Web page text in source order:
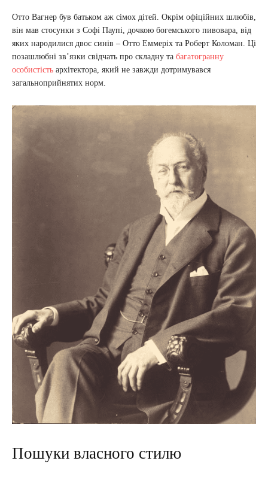
Отто Вагнер був батьком аж сімох дітей. Окрім офіційних шлюбів,
він мав стосунки з Софі Паупі, дочкою богемського пивовара, від
яких народилися двоє синів – Отто Еммеріх та Роберт Коломан. Ці
позашлюбні зв’язки свідчать про складну та багатогранну
особистість архітектора, який не завжди дотримувався
загальноприйнятих норм.
Пошуки власного стилю